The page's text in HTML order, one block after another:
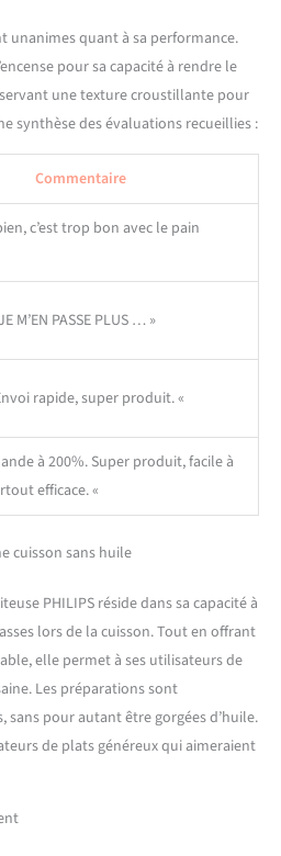
unanimes quant à sa performance.
pour sa capacité à rendre le
une texture croustillante pour
synthèse des évaluations recueillies :
Commentaire
c’est trop bon avec le pain
M’EN PASSE PLUS … »
rapide, super produit. «
à 200%. Super produit, facile à
efficace. «
cuisson sans huile
PHILIPS réside dans sa capacité à
lors de la cuisson. Tout en offrant
elle permet à ses utilisateurs de
Les préparations sont
pour autant être gorgées d’huile.
de plats généreux qui aimeraient